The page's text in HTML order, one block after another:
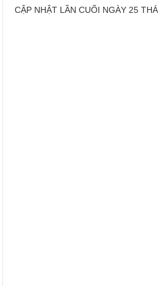
CẬP NHẬT LẦN CUỐI NGÀY 25